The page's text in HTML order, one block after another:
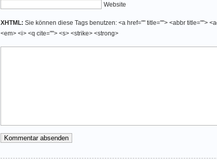
Website
XHTML: Sie können diese Tags benutzen: <a href="" title=""> <abbr title="">
<em> <i> <q cite=""> <s> <strike> <strong>